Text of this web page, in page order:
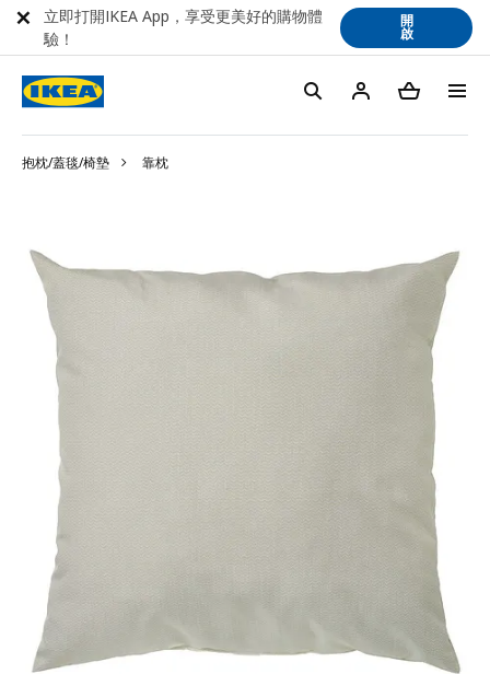
抱枕/蓋毯/椅墊 靠枕
立即打開IKEA App，享受更美好的購物體
驗！
開
啟